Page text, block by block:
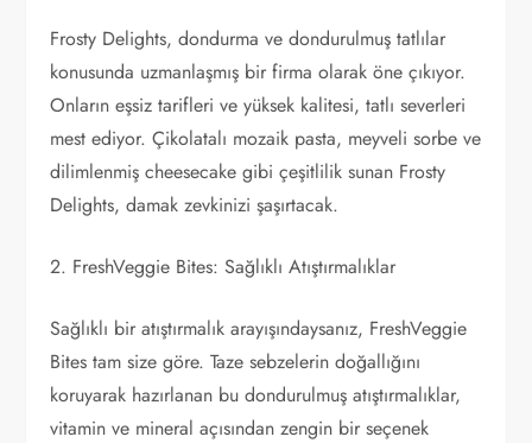
Frosty Delights, dondurma ve dondurulmuş tatlılar
konusunda uzmanlaşmış bir firma olarak öne çıkıyor.
Onların eşsiz tarifleri ve yüksek kalitesi, tatlı severleri
mest ediyor. Çikolatalı mozaik pasta, meyveli sorbe ve
dilimlenmiş cheesecake gibi çeşitlilik sunan Frosty
Delights, damak zevkinizi şaşırtacak.
2. FreshVeggie Bites: Sağlıklı Atıştırmalıklar
Sağlıklı bir atıştırmalık arayışındaysanız, FreshVeggie
Bites tam size göre. Taze sebzelerin doğallığını
koruyarak hazırlanan bu dondurulmuş atıştırmalıklar,
vitamin ve mineral açısından zengin bir seçenek